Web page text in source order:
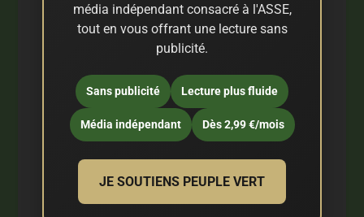
média indépendant consacré à l'ASSE,
tout en vous offrant une lecture sans
publicité.
Sans publicité Lecture plus fluide
Média indépendant Dès 2,99 €/mois
JE SOUTIENS PEUPLE VERT